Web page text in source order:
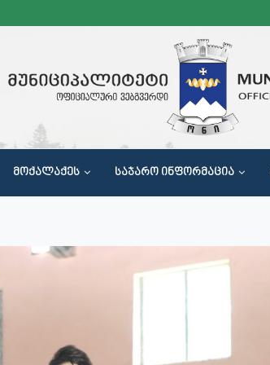
ᲛᲝᲥᲐᲚᲐᲥᲔᲡ ᲡᲐᲯᲐᲠᲝ ᲘᲜᲤᲝᲠᲛᲐᲪᲘᲐ